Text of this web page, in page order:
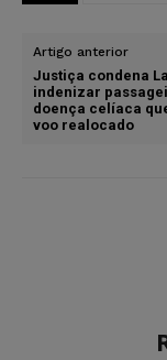
Artigo anterior
Justiça condena
indenizar
doença celíaca
voo realocado